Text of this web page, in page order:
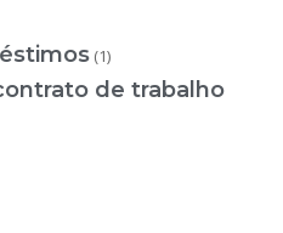
(1)
de trabalho